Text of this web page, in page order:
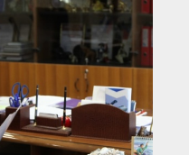
переподготовка